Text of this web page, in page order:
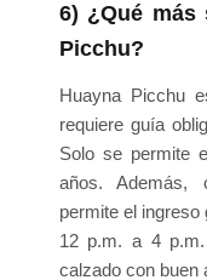
6) ¿Qué más
Picchu?
Huayna Picchu
requiere guía
Solo se permite
años. Además,
permite el ingreso
12 p.m. a 4
calzado con buen